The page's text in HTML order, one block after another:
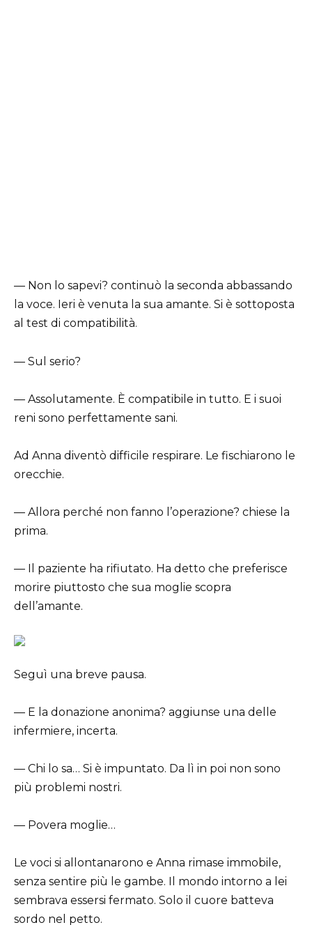
— Non lo sapevi? continuò la seconda abbassando
la voce. Ieri è venuta la sua amante. Si è sottoposta
al test di compatibilità.
— Sul serio?
— Assolutamente. È compatibile in tutto. E i suoi
reni sono perfettamente sani.
Ad Anna diventò difficile respirare. Le fischiarono le
orecchie.
— Allora perché non fanno l’operazione? chiese la
prima.
— Il paziente ha rifiutato. Ha detto che preferisce
morire piuttosto che sua moglie scopra
dell’amante.
Seguì una breve pausa.
— E la donazione anonima? aggiunse una delle
infermiere, incerta.
— Chi lo sa… Si è impuntato. Da lì in poi non sono
più problemi nostri.
— Povera moglie…
Le voci si allontanarono e Anna rimase immobile,
senza sentire più le gambe. Il mondo intorno a lei
sembrava essersi fermato. Solo il cuore batteva
sordo nel petto.